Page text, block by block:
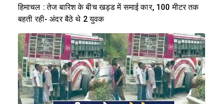
हिमाचल : तेज बारिश के बीच खड्ड में समाई कार, 100 मीटर तक
बहती रही- अंदर बैठे थे 2 युवक